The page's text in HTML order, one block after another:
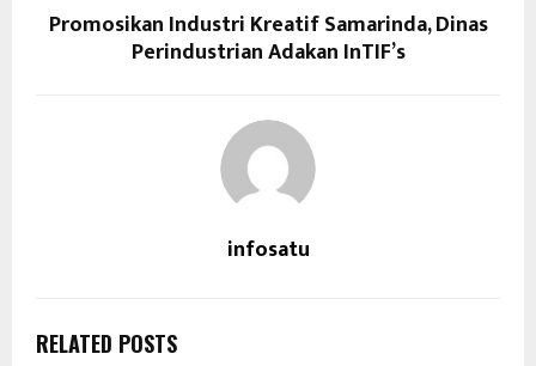
Promosikan Industri Kreatif Samarinda, Dinas
Perindustrian Adakan InTIF’s
infosatu
RELATED POSTS